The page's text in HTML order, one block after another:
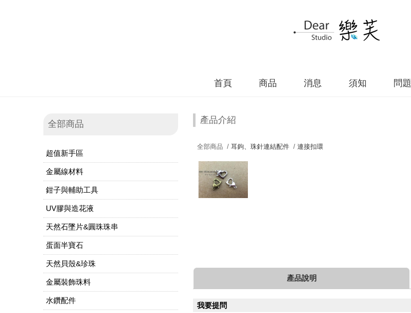
首頁 商品 消息 須知 問題
全部商品
超值新手區
金屬線材料
鉗子與輔助工具
UV膠與造花液
天然石墜片&圓珠珠串
蛋面半寶石
天然貝殼&珍珠
金屬裝飾珠料
水鑽配件
產品介紹
全部商品 / 耳鉤、珠針連結配件/ 連接扣環
產品說明
我要提問